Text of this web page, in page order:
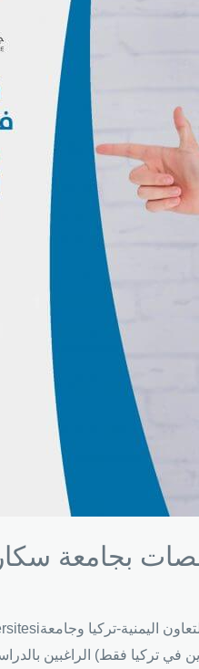
في تركيا فقط) الراغبين